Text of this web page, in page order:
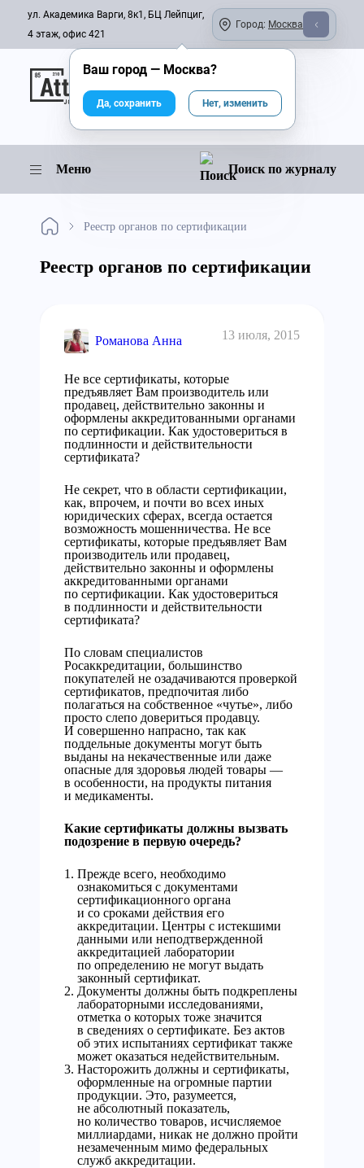
ул. Академика Варги, 8к1, БЦ Лейпциг,
4 этаж, офис 421
Город: Москва
Онлайн-журнал
Меню Поиск по журналу
Реестр органов по сертификации
Реестр органов по сертификации
Романова Анна 13 июля, 2015
Не все сертификаты, которые
предъявляет Вам производитель или
продавец, действительно законны и
оформлены аккредитованными органами
по сертификации. Как удостовериться в
подлинности и действительности
сертификата?
Не секрет, что в области сертификации,
как, впрочем, и почти во всех иных
юридических сферах, всегда остается
возможность мошенничества. Не все
сертификаты, которые предъявляет Вам
производитель или продавец,
действительно законны и оформлены
аккредитованными органами
по сертификации. Как удостовериться
в подлинности и действительности
сертификата?
По словам специалистов
Росаккредитации, большинство
покупателей не озадачиваются проверкой
сертификатов, предпочитая либо
полагаться на собственное «чутье», либо
просто слепо довериться продавцу.
И совершенно напрасно, так как
поддельные документы могут быть
выданы на некачественные или даже
опасные для здоровья людей товары —
в особенности, на продукты питания
и медикаменты.
Какие сертификаты должны вызвать
подозрение в первую очередь?
Прежде всего, необходимо
ознакомиться с документами
сертификационного органа
и со сроками действия его
аккредитации. Центры с истекшими
данными или неподтвержденной
аккредитацией лаборатории
по определению не могут выдать
законный сертификат.
Документы должны быть подкреплены
лабораторными исследованиями,
отметка о которых тоже значится
в сведениях о сертификате. Без актов
об этих испытаниях сертификат также
может оказаться недействительным.
Насторожить должны и сертификаты,
оформленные на огромные партии
продукции. Это, разумеется,
не абсолютный показатель,
но количество товаров, исчисляемое
миллиардами, никак не должно пройти
незамеченным мимо федеральных
служб аккредитации.
Ваш город — Москва?
Да, сохранить Нет, изменить